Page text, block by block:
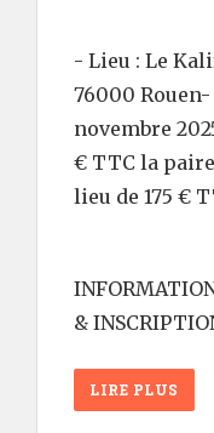
- Lieu : Le
76000 Rouen-
novembre
€ TTC la
lieu de 175 €
&
LIRE PLUS